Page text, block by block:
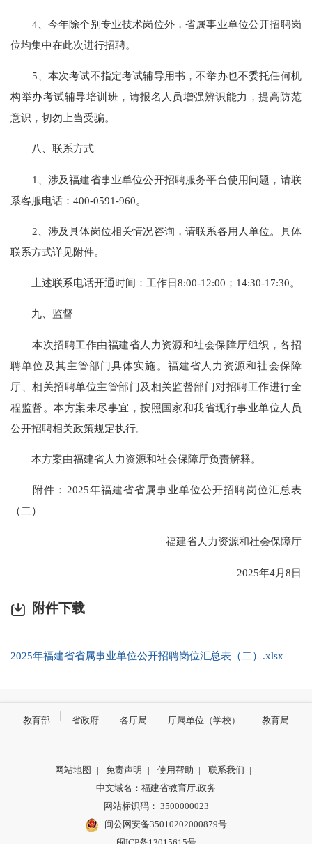
4、今年除个别专业技术岗位外，省属事业单位公开招聘岗
位均集中在此次进行招聘。
5、本次考试不指定考试辅导用书，不举办也不委托任何机
构举办考试辅导培训班，请报名人员增强辨识能力，提高防范
意识，切勿上当受骗。
八、联系方式
1、涉及福建省事业单位公开招聘服务平台使用问题，请联
系客服电话：400-0591-960。
2、涉及具体岗位相关情况咨询，请联系各用人单位。具体
联系方式详见附件。
上述联系电话开通时间：工作日8:00-12:00；14:30-17:30。
九、监督
本次招聘工作由福建省人力资源和社会保障厅组织，各招
聘单位及其主管部门具体实施。福建省人力资源和社会保障
厅、相关招聘单位主管部门及相关监督部门对招聘工作进行全
程监督。本方案未尽事宜，按照国家和我省现行事业单位人员
公开招聘相关政策规定执行。
本方案由福建省人力资源和社会保障厅负责解释。
附件：2025年福建省省属事业单位公开招聘岗位汇总表
（二）
福建省人力资源和社会保障厅
2025年4月8日
附件下载
2025年福建省省属事业单位公开招聘岗位汇总表（二）.xlsx
教育部 省政府 各厅局 厅属单位（学校） 教育局
网站地图 | 免责声明 | 使用帮助 | 联系我们 |
中文域名：福建省教育厅.政务
网站标识码： 3500000023
闽公网安备35010202000879号